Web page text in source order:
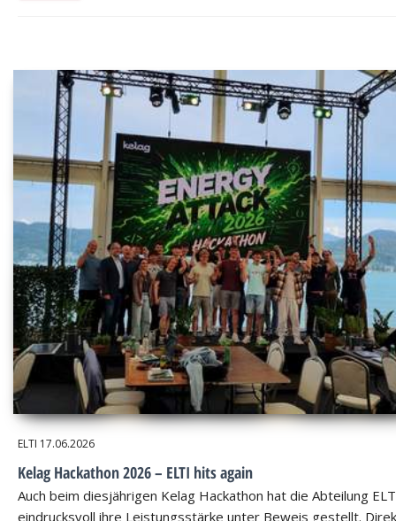
ELTI 17.06.2026
Kelag Hackathon 2026 – ELTI hits again
Auch beim diesjährigen Kelag Hackathon hat die Abteilung
eindrucksvoll ihre Leistungsstärke unter Beweis gestellt.